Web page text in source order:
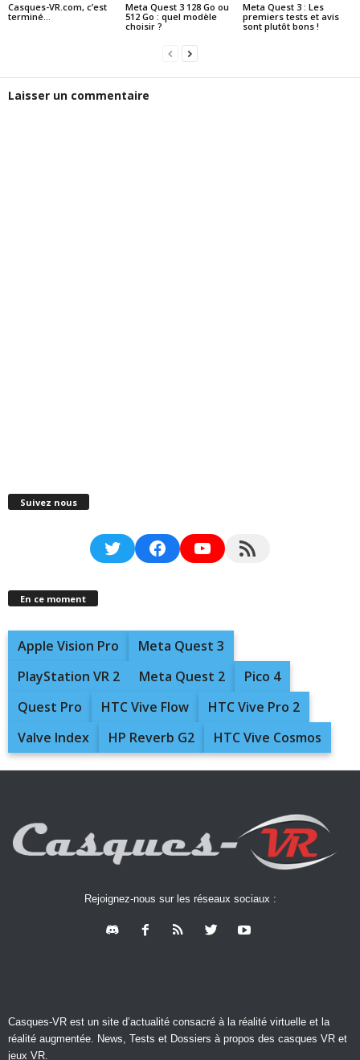
Casques-VR.com, c’est
terminé…
Meta Quest 3 128 Go ou
512 Go : quel modèle
choisir ?
Meta Quest 3 : Les
premiers tests et avis
sont plutôt bons !
Laisser un commentaire
Suivez nous
TwitterFacebookYouTubeRSS Feed
En ce moment
Apple Vision Pro
Meta Quest 3
PlayStation VR 2
Meta Quest 2
Pico 4
Quest Pro
HTC Vive Flow
HTC Vive Pro 2
Valve Index
HP Reverb G2 HTC Vive Cosmos
Rejoignez-nous sur les réseaux sociaux :
Casques-VR est un site d’actualité consacré à la réalité virtuelle et la
réalité augmentée. News, Tests et Dossiers à propos des casques VR et
jeux VR.